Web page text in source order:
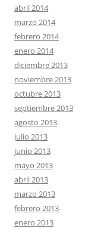
abril 2014
marzo 2014
febrero 2014
enero 2014
diciembre 2013
noviembre 2013
octubre 2013
septiembre 2013
agosto 2013
julio 2013
junio 2013
mayo 2013
abril 2013
marzo 2013
febrero 2013
enero 2013